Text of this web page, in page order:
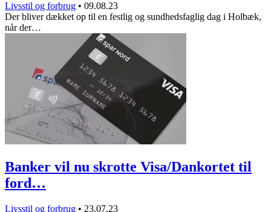
Livsstil og forbrug • 09.08.23
Der bliver dækket op til en festlig og sundhedsfaglig dag i Holbæk,
når der…
Banker vil nu skrotte Visa/Dankortet til
ford…
Livsstil og forbrug • 23.07.23